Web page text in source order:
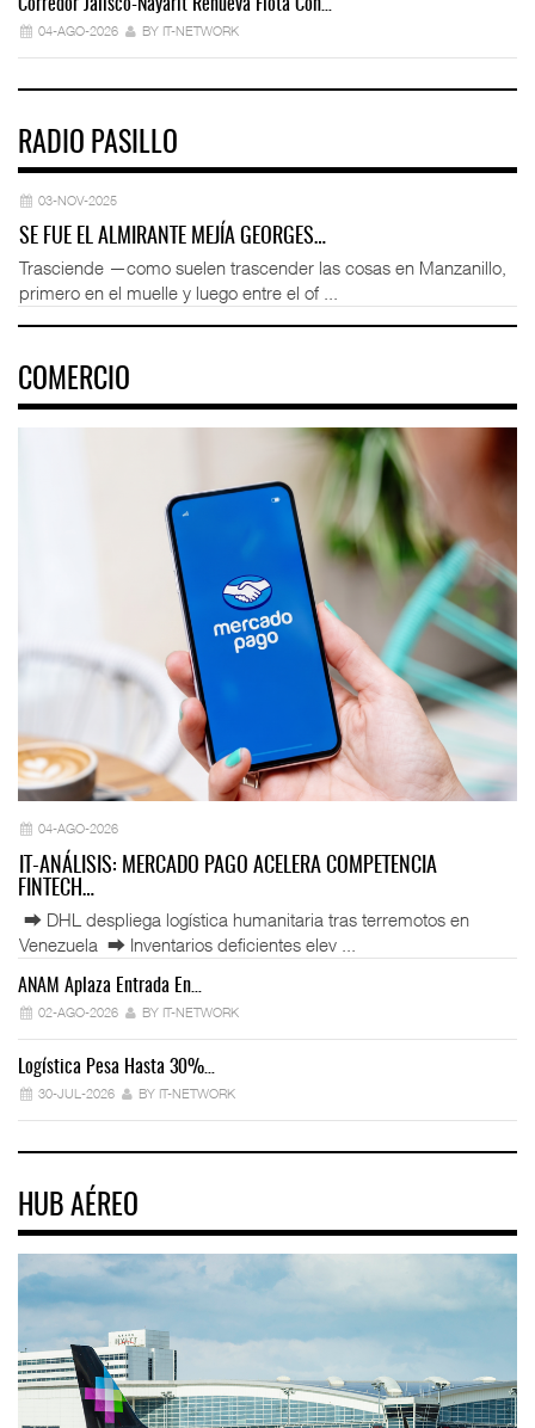
Corredor Jalisco-Nayarit Renueva Flota Con…
04-AGO-2026 BY IT-NETWORK
RADIO PASILLO
03-NOV-2025
SE FUE EL ALMIRANTE MEJÍA GEORGES…
Trasciende —como suelen trascender las cosas en Manzanillo,
primero en el muelle y luego entre el of ...
COMERCIO
04-AGO-2026
IT-ANÁLISIS: MERCADO PAGO ACELERA COMPETENCIA
FINTECH…
⮕ DHL despliega logística humanitaria tras terremotos en
Venezuela ⮕ Inventarios deficientes elev ...
ANAM Aplaza Entrada En…
02-AGO-2026 BY IT-NETWORK
Logística Pesa Hasta 30%…
30-JUL-2026 BY IT-NETWORK
HUB AÉREO